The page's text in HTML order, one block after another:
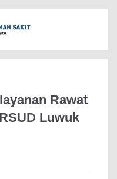
Rawat
Luwuk